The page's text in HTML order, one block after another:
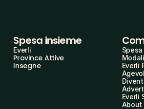
Spesa insieme
Everli
Province Attive
Insegne
Everli
Everli
About